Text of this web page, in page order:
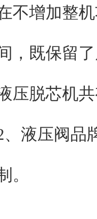
不增加整
，既保留
压脱芯机
、液压阀品
。